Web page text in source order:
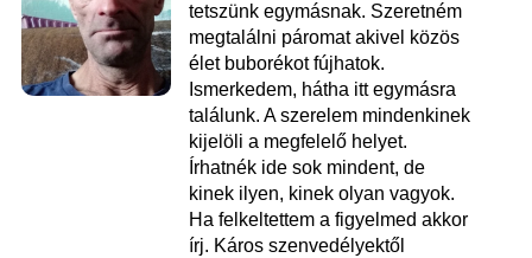
tetszünk egymásnak. Szeretném
megtalálni páromat akivel közös
élet buborékot fújhatok.
Ismerkedem, hátha itt egymásra
találunk. A szerelem mindenkinek
kijelöli a megfelelő helyet.
Írhatnék ide sok mindent, de
kinek ilyen, kinek olyan vagyok.
Ha felkeltettem a figyelmed akkor
írj. Káros szenvedélyektől